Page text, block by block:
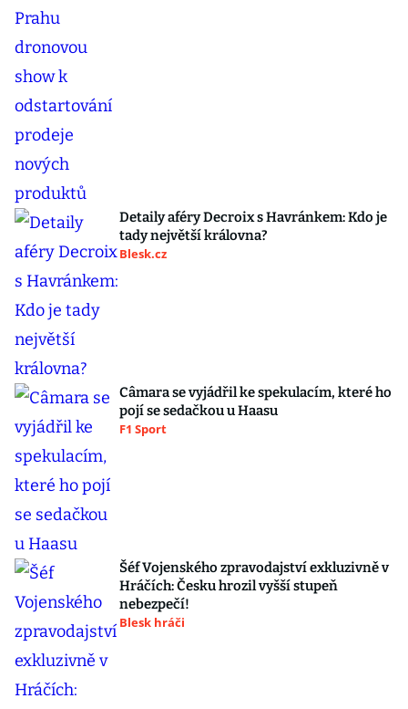
Detaily aféry Decroix s Havránkem: Kdo je
tady největší královna?
Blesk.cz
Câmara se vyjádřil ke spekulacím, které ho
pojí se sedačkou u Haasu
F1 Sport
Šéf Vojenského zpravodajství exkluzivně v
Hráčích: Česku hrozil vyšší stupeň
nebezpečí!
Blesk hráči